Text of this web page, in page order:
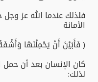
فلذلك عندما الله عز
الأمانة
﴿ فَأَبَيْنَ أَنْ يَحْمِلْنَهَا
كان الإنسان بعد أن حمل
لذلك: